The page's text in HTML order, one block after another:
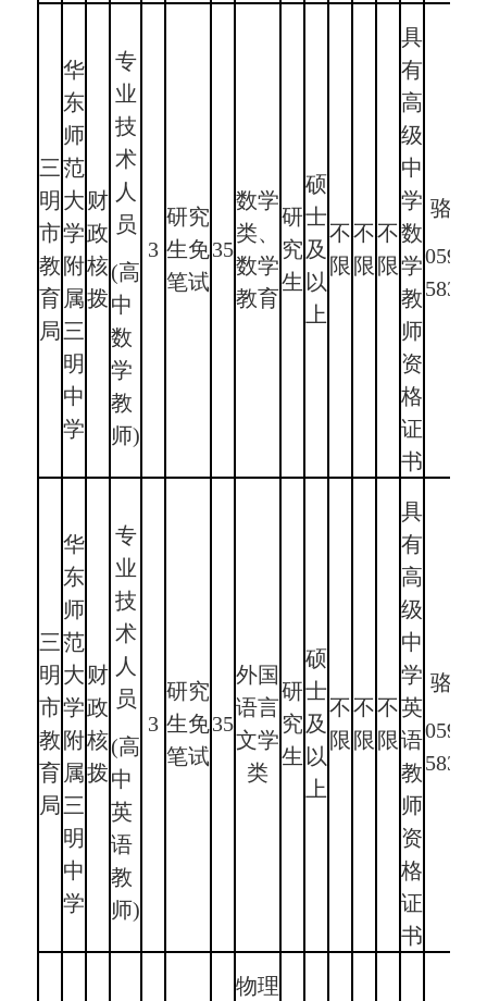
三
明
市
教
育
局
华
东
师
范
大
学
附
属
三
明
中
学
财
政
核
拨
专
业
技
术
人
员
(高
中
数
学
教
师)
3
研究
生免
笔试
35
数学
类、
数学
教育
研
究
生
硕
士
及
以
上
不
限
不
限
不
限
具
有
高
级
中
学
数
学
教
师
资
格
证
书
骆老
0598-
三
明
市
教
育
局
华
东
师
范
大
学
附
属
三
明
中
学
财
政
核
拨
专
业
技
术
人
员
(高
中
英
语
教
师)
3
研究
生免
笔试
35
外国
语言
文学
类
研
究
生
硕
士
及
以
上
不
限
不
限
不
限
具
有
高
级
中
学
英
语
教
师
资
格
证
书
骆老
0598-
物理